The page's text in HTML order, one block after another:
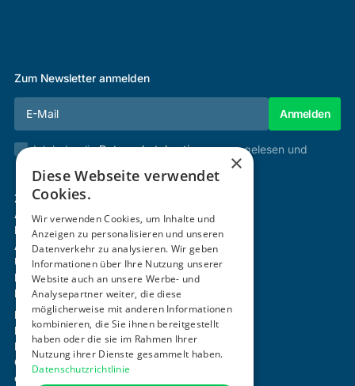
Zum Newsletter anmelden
Ich habe dieDatenschutzbestimmungengelesen und
Zertifizierung & Verifikation
Akademie
Mitgliedschaft
Aktivitäten
Über uns
Login
Kontakt
Impressum
Datenschutz
Barrierefreiheitserklärung
Cookie-Einstellungen anpassen
office@ogni.at
×
Diese Webseite verwendet
Cookies.
Wir verwenden Cookies, um Inhalte und
Anzeigen zu personalisieren und unseren
Datenverkehr zu analysieren. Wir geben
Informationen über Ihre Nutzung unserer
Website auch an unsere Werbe- und
Analysepartner weiter, die diese
möglicherweise mit anderen Informationen
kombinieren, die Sie ihnen bereitgestellt
haben oder die sie im Rahmen Ihrer
Nutzung ihrer Dienste gesammelt haben.
Datenschutzrichtlinie